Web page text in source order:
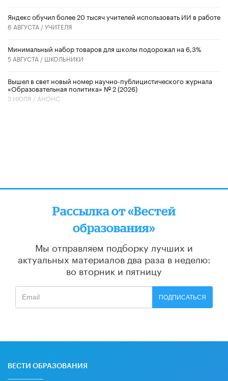
​Яндекс обучил более 20 тысяч учителей использовать ИИ в работе
6 АВГУСТА /УЧИТЕЛЯ
Минимальный набор товаров для школы подорожал на 6,3%
5 АВГУСТА / ШКОЛЬНИКИ
Вышел в свет новый номер научно-публицистического журнала
«Образовательная политика» № 2 (2026)
3 ИЮЛЯ / АНОНС
Рассылка от «Вестей
образования»
Мы отправляем подборку лучших и
актуальных материалов два раза в неделю:
во вторник и пятницу
ПОДПИСАТЬСЯ
ВЕСТИ ОБРАЗОВАНИЯ